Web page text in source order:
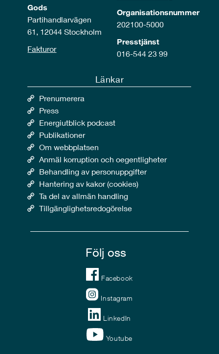
Gods
Partihandlarvägen
61, 12044 Stockholm
Fakturor
Organisationsnummer
202100-5000
Presstjänst
016-544 23 99
Länkar
Prenumerera
Press
Energiutblick podcast
Publikationer
Om webbplatsen
Anmäl korruption och oegentligheter
Behandling av personuppgifter
Hantering av kakor (cookies)
Ta del av allmän handling
Tillgänglighetsredogörelse
Följ oss
Facebook
Instagram
LinkedIn
Youtube